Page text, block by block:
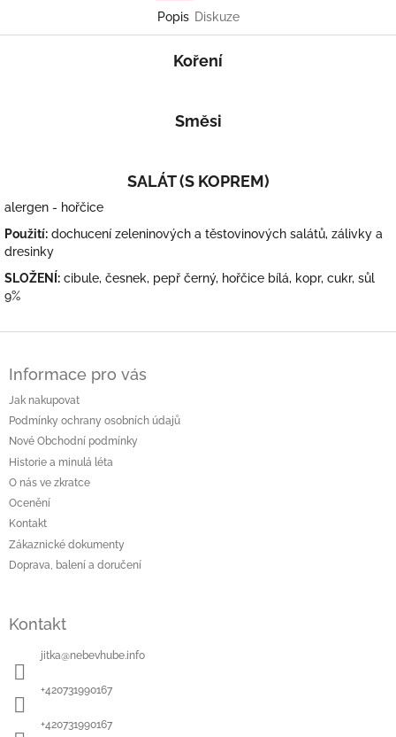
Popis Diskuze
Koření
Směsi
SALÁT (S KOPREM)
alergen - hořčice
Použití: dochucení zeleninových a těstovinových salátů, zálivky a
dresinky
SLOŽENÍ: cibule, česnek, pepř černý, hořčice bílá, kopr, cukr, sůl
9%
Informace pro vás
Jak nakupovat
Podmínky ochrany osobních údajů
Nové Obchodní podmínky
Historie a minulá léta
O nás ve zkratce
Ocenění
Kontakt
Zákaznické dokumenty
Doprava, balení a doručení
Kontakt
jitka@nebevhube.info
+420731990167
+420731990167